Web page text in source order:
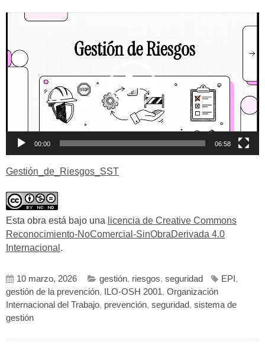
Reproductor
00:00 06:58
Gestión_de_Riesgos_SST
Esta obra está bajo una licencia de Creative Commons
Reconocimiento-NoComercial-SinObraDerivada 4.0
Internacional .
10 marzo, 2026 gestión, riesgos, seguridad EPI ,
gestión de la prevención, ILO-OSH 2001, Organización
Internacional del Trabajo, prevención, seguridad, sistema de
gestión